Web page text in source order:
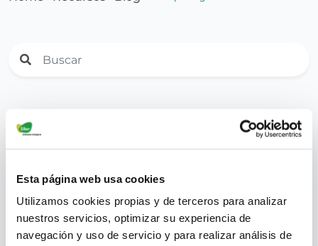
Esta página web usa cookies
Utilizamos cookies propias y de terceros para analizar
nuestros servicios, optimizar su experiencia de
navegación y uso de servicio y para realizar análisis de
¿Por qué la humedad se nota más en
verano y en la costa?
July 3, 2018